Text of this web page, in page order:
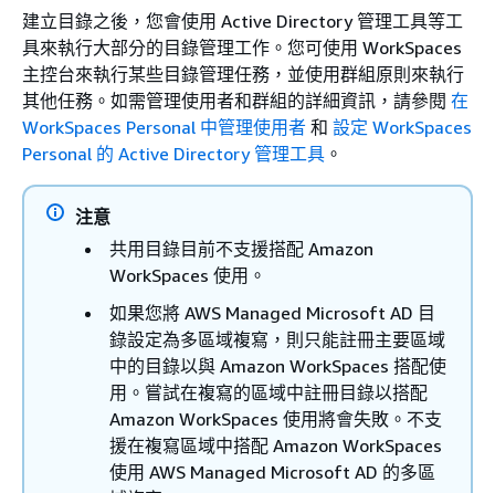
建立目錄之後，您會使用 Active Directory 管理工具等工
具來執行大部分的目錄管理工作。您可使用 WorkSpaces
主控台來執行某些目錄管理任務，並使用群組原則來執行
其他任務。如需管理使用者和群組的詳細資訊，請參閱 在
WorkSpaces Personal 中管理使用者 和 設定 WorkSpaces
Personal 的 Active Directory 管理工具 。
注意
共用目錄目前不支援搭配 Amazon
WorkSpaces 使用。
如果您將 AWS Managed Microsoft AD 目
錄設定為多區域複寫，則只能註冊主要區域
中的目錄以與 Amazon WorkSpaces 搭配使
用。嘗試在複寫的區域中註冊目錄以搭配
Amazon WorkSpaces 使用將會失敗。不支
援在複寫區域中搭配 Amazon WorkSpaces
使用 AWS Managed Microsoft AD 的多區